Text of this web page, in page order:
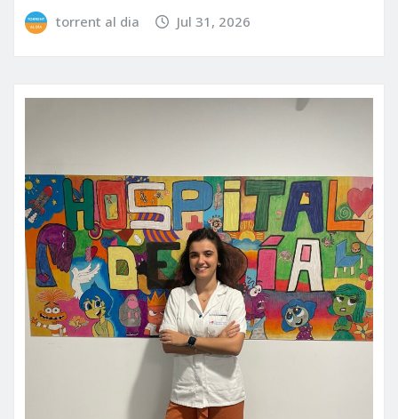
torrent al dia Jul 31, 2026